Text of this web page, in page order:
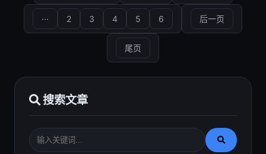
··· 2 3 4 5 6 后一页
尾页
搜索文章